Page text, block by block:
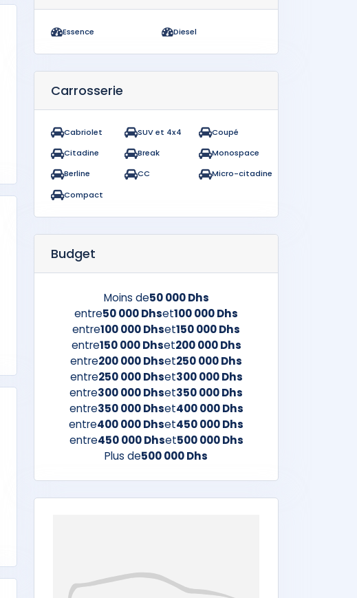
Essence Diesel
Carrosserie
Cabriolet SUV et 4x4
Coupé
Citadine
Break
Monospace
Berline
CC
Micro-citadine
Compact
Budget
Moins de50 000 Dhs
entre50 000 Dhset100 000 Dhs
entre100 000 Dhset150 000 Dhs
entre150 000 Dhset200 000 Dhs
entre200 000 Dhset250 000 Dhs
entre250 000 Dhset300 000 Dhs
entre300 000 Dhset350 000 Dhs
entre350 000 Dhset400 000 Dhs
entre400 000 Dhset450 000 Dhs
entre450 000 Dhset500 000 Dhs
Plus de500 000 Dhs